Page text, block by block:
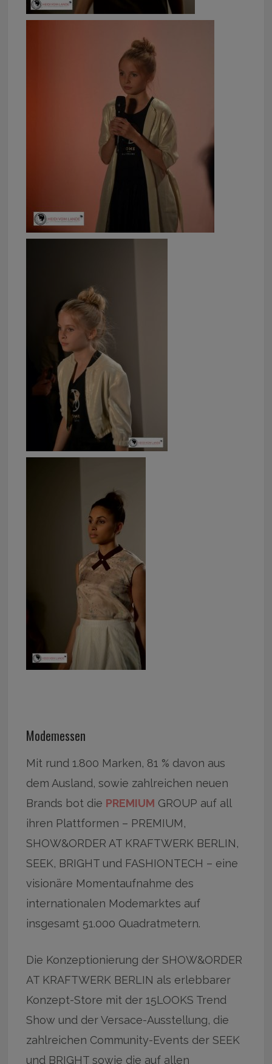
Modemessen
Mit rund 1.800 Marken, 81 % davon aus
dem Ausland, sowie zahlreichen neuen
Brands bot die PREMIUM GROUP auf all
ihren Plattformen – PREMIUM,
SHOW&ORDER AT KRAFTWERK BERLIN,
SEEK, BRIGHT und FASHIONTECH – eine
visionäre Momentaufnahme des
internationalen Modemarktes auf
insgesamt 51.000 Quadratmetern.
Die Konzeptionierung der SHOW&ORDER
AT KRAFTWERK BERLIN als erlebbarer
Konzept-Store mit der 15LOOKS Trend
Show und der Versace-Ausstellung, die
zahlreichen Community-Events der SEEK
und BRIGHT sowie die auf allen